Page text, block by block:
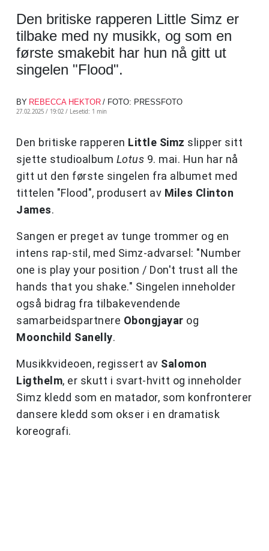
Den britiske rapperen Little Simz er
tilbake med ny musikk, og som en
første smakebit har hun nå gitt ut
singelen "Flood".
BY REBECCA HEKTOR / FOTO: PRESSFOTO
27.02.2025 / 19:02 / Lesetid: 1 min
Den britiske rapperen Little Simz slipper sitt
sjette studioalbum Lotus 9. mai. Hun har nå
gitt ut den første singelen fra albumet med
tittelen "Flood", produsert av Miles Clinton
James.
Sangen er preget av tunge trommer og en
intens rap-stil, med Simz-advarsel: "Number
one is play your position / Don't trust all the
hands that you shake." Singelen inneholder
også bidrag fra tilbakevendende
samarbeidspartnere Obongjayar og
Moonchild Sanelly.
Musikkvideoen, regissert av Salomon
Ligthelm, er skutt i svart-hvitt og inneholder
Simz kledd som en matador, som konfronterer
dansere kledd som okser i en dramatisk
koreografi.